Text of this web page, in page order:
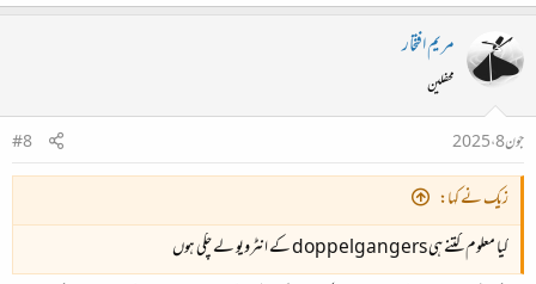
مریم افتخار
محفلین
جون 8، 2025
#8
زیک نے کہا:
کیا معلوم کتنے ہی doppelgangers کے انٹرویو لے چکی ہوں